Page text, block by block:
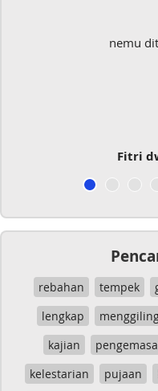
nemu
Fitri dwi
rebahan tempek
lengkap
kajian
kelestarian
pujaan